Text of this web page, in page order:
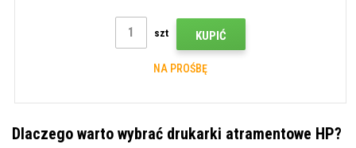
szt KUPIĆ
NA PROŚBĘ
Dlaczego warto wybrać drukarki atramentowe HP?